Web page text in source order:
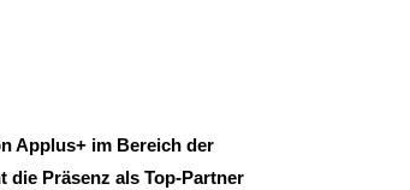
Applus+ im Bereich der
die Präsenz als Top-Partner